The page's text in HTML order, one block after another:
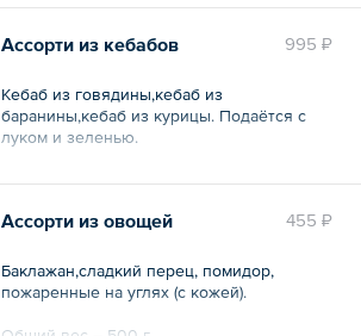
995 ₽
Ассорти из кебабов
Кебаб из говядины,кебаб из
баранины,кебаб из курицы. Подаётся с
луком и зеленью.
Общий вес – 350 г
455 ₽
Ассорти из овощей
Баклажан,сладкий перец, помидор,
пожаренные на углях (с кожей).